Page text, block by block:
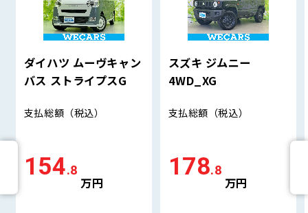
ダイハツ ムーヴキャン
バス ストライプスG
支払総額 （税込）
154.8
万円
スズキ ジムニー
4WD_XG
支払総額 （税込）
178.8
万円